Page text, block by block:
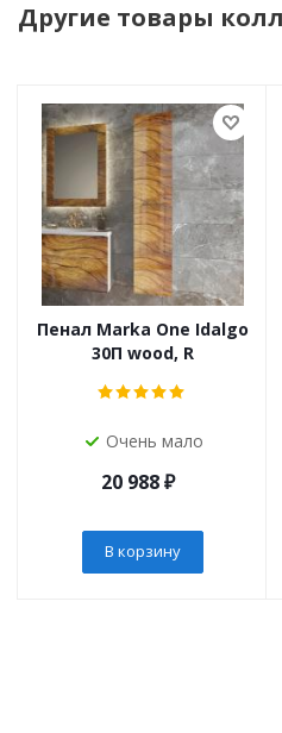
Другие товары
Пенал Marka One Idalgo
30П wood, R
Очень мало
20 988₽
В корзину